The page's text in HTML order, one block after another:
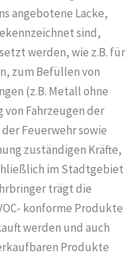
angebotene Lacke,
sind,
werden, wie z.B. für
zum Befüllen von
(z.B. Metall ohne
Fahrzeugen der
Feuerwehr sowie
zuständigen Kräfte,
im Stadtgebiet
trägt die
konforme Produkte
werden und auch
Produkte